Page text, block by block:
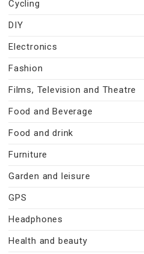
Cycling
DIY
Electronics
Fashion
Films, Television and Theatre
Food and Beverage
Food and drink
Furniture
Garden and leisure
GPS
Headphones
Health and beauty